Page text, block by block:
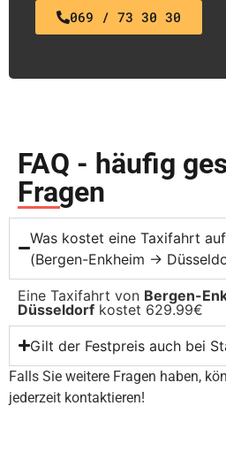
069 / 73 30 30
FAQ - häufig
Fragen
Was kostet eine Taxifahrt
(Bergen-Enkheim →
Eine Taxifahrt von Bergen-
Düsseldorf kostet 629.99€
Gilt der Festpreis auch bei
Falls Sie weitere Fragen haben,
jederzeit kontaktieren!